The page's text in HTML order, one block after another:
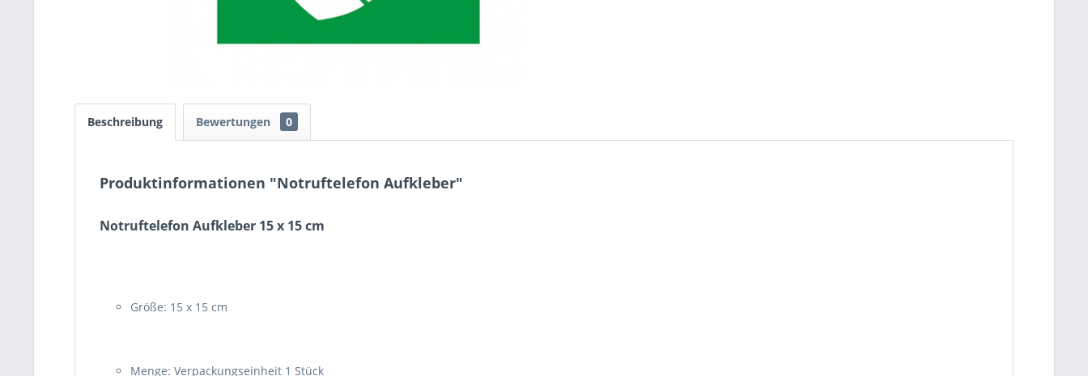
Beschreibung Bewertungen 0
Produktinformationen "Notruftelefon Aufkleber"
Notruftelefon Aufkleber 15 x 15 cm
Größe: 15 x 15 cm
Menge: Verpackungseinheit 1 Stück